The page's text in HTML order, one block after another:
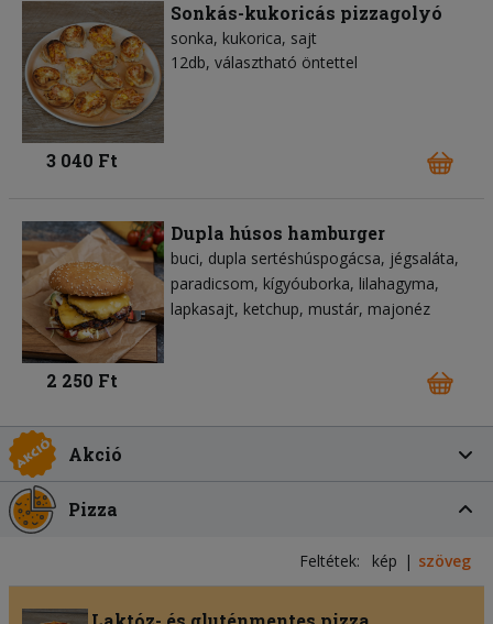
Sonkás-kukoricás pizzagolyó
sonka kukorica sajt
12db, választható öntettel
3 040 Ft
Dupla húsos hamburger
buci dupla sertéshúspogácsa jégsaláta
paradicsom kígyóuborka lilahagyma
lapkasajt ketchup mustár majonéz
2 250 Ft
Akció
Pizza
Feltétek: kép szöveg